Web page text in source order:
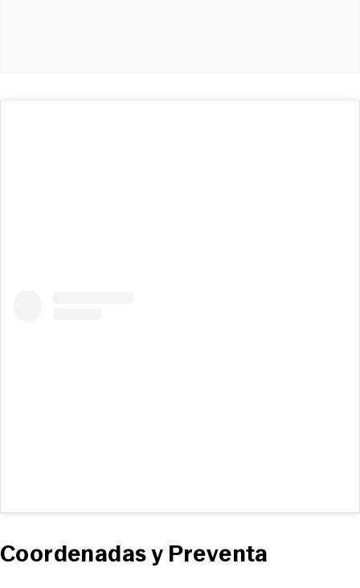
Coordenadas y Preventa